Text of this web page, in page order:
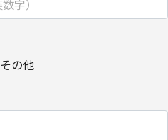
三者の不正なアクセスに備えて、
、安全性の確保に努めます。
その他